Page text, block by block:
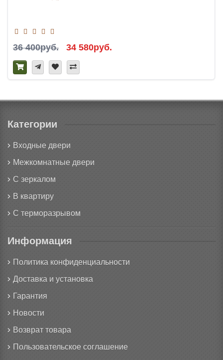
36 400руб. 34 580руб.
Категории
Входные двери
Межкомнатные двери
С зеркалом
В квартиру
С терморазрывом
Информация
Политика конфиденциальности
Доставка и установка
Гарантия
Новости
Возврат товара
Пользовательское соглашение